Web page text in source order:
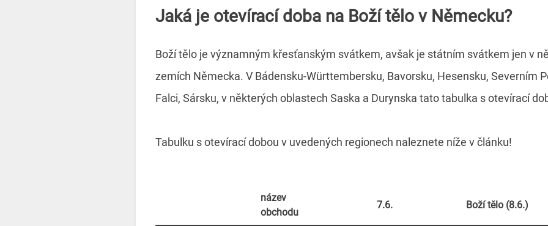
Jaká je otevírací doba na Boží tělo v Německu?
Boží tělo je významným křesťanským svátkem, avšak je státním svátkem jen v
zemích Německa. V Bádensku-Württembersku, Bavorsku, Hesensku, Severním
Falci, Sársku, v některých oblastech Saska a Durynska tato tabulka s otevírací
Tabulku s otevírací dobou v uvedených regionech naleznete níže v článku!
název
obchodu
7.6. Boží tělo (8.6.)